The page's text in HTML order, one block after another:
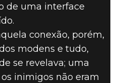
de uma interface
conexão, porém,
modens e tudo,
se revelava; uma
inimigos não eram